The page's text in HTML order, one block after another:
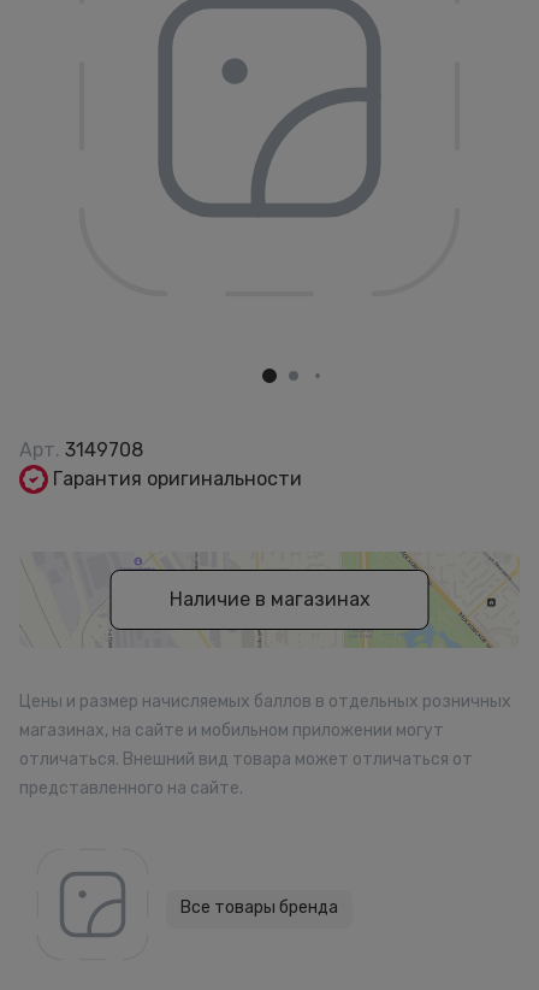
Арт. 3149708
Гарантия оригинальности
Наличие в магазинах
Цены и размер начисляемых баллов в отдельных розничных
магазинах, на сайте и мобильном приложении могут
отличаться. Внешний вид товара может отличаться от
представленного на сайте.
Все товары бренда